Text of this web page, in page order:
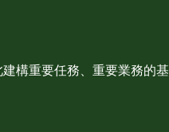
構重要任務、重要業務的基